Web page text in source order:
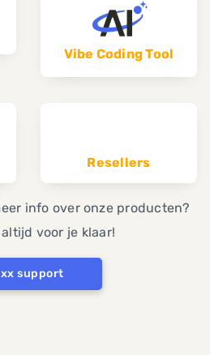
Vibe Coding Tool
Resellers
info over onze producten?
voor je klaar!
support